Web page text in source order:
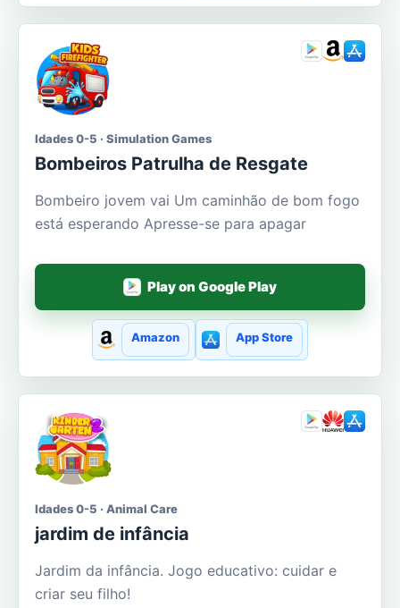
Idades 0-5 · Simulation Games
Bombeiros Patrulha de Resgate
Bombeiro jovem vai Um caminhão de bom fogo
está esperando Apresse-se para apagar
Play on Google Play
Amazon App Store
Idades 0-5 · Animal Care
jardim de infância
Jardim da infância. Jogo educativo: cuidar e
criar seu filho!